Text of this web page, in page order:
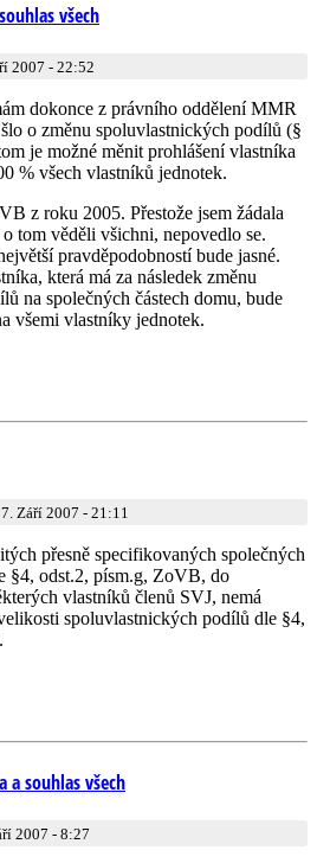
všech
2007 - 22:52
dokonce z právního oddělení MMR
o změnu spoluvlastnických podílů (§
je možné měnit prohlášení vlastníka
% všech vlastníků jednotek.
z roku 2005. Přestože jsem žádala
tom věděli všichni, nepovedlo se.
pravděpodobností bude jasné.
která má za následek změnu
na společných částech domu, bude
všemi vlastníky jednotek.
Září 2007 - 21:11
přesně specifikovaných společných
§4, odst.2, písm.g, ZoVB, do
vlastníků členů SVJ, nemá
spoluvlastnických podílů dle §4,
a souhlas všech
2007 - 8:27